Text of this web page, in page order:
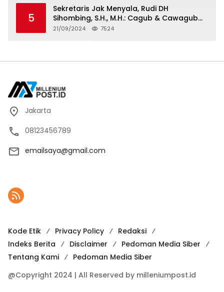
Standar Baru untuk Produktivitas di Mana
Saja
5
Sekretaris Jak Menyala, Rudi DH
Sihombing, S.H., M.H.: Cagub & Cawagub
DKI Jakarta Pramono Anung dan Rano
21/09/2024 7524
Jakarta
08123456789
emailsaya@gmail.com
Kode Etik Privacy Policy
Redaksi
Indeks Berita
Disclaimer
Pedoman Media Siber
Tentang Kami
Pedoman Media Siber
@Copyright 2024 | All Reserved by milleniumpost.id